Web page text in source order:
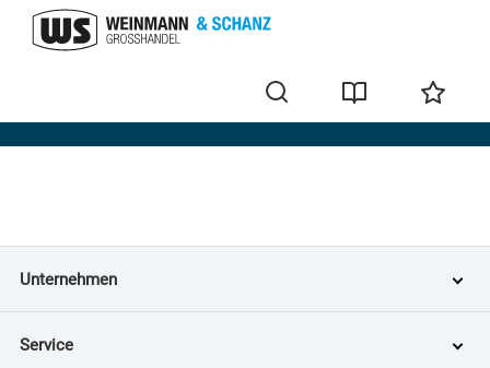
Home
Unternehmen
Service